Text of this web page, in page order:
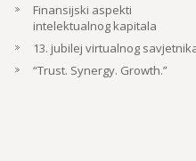
Finansijski aspekti
intelektualnog kapitala
13. jubilej virtualnog
“Trust. Synergy. Growth.”